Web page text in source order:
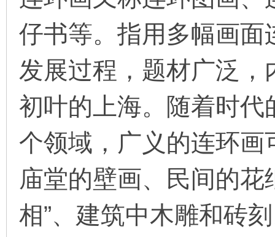
仔书等。指用多幅画
发展过程，题材广泛
初叶的上海。随着时
个领域，广义的连环
庙堂的壁画、民间的花
相”、建筑中木雕和砖